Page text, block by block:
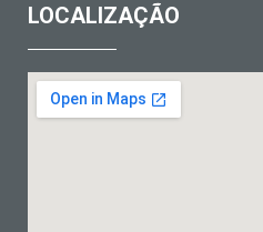
LOCALIZAÇÃO